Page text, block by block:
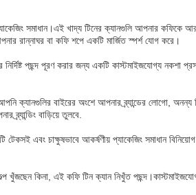
সমাধান।এই খাদ্য টিনের ক্যানগুলি আপনার কফিকে
রান্নাঘর বা কফি শপে একটি মার্জিত স্পর্শ যোগ করে।
নির্দিষ্ট পছন্দ পূরণ করার জন্য একটি কাস্টমাইজযোগ্য
ক্যানগুলির বাইরের অংশে আপনার ব্র্যান্ডের লোগো, অনন্য
ব্র্যান্ডিং বাড়িয়ে তুলবে.
এবং চাক্ষুষভাবে আকর্ষণীয় প্যাকেজিং সমাধান
খুঁজছেন কিনা, এই কফি টিন ক্যান নিখুঁত